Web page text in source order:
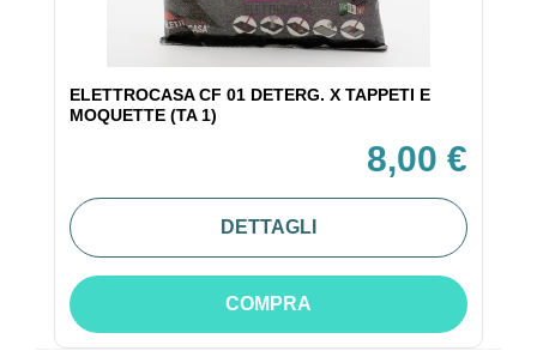
ELETTROCASA CF 01 DETERG. X TAPPETI E
MOQUETTE (TA 1)
8,00 €
DETTAGLI
COMPRA